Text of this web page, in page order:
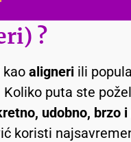
?
kao aligneri ili
puta ste
udobno, brzo
koristi